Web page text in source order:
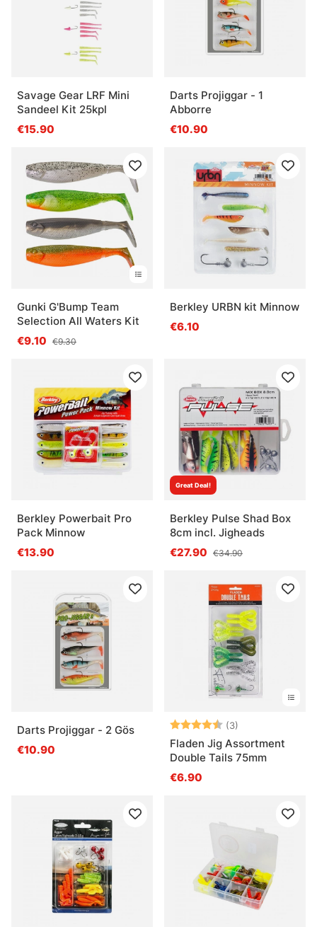
Savage Gear LRF Mini
Sandeel Kit 25kpl
€15.90
Darts Projiggar - 1
Abborre
€10.90
Gunki G'Bump Team
Selection All Waters Kit
€9.10 €9.30
Berkley URBN kit Minnow
€6.10
Berkley Powerbait Pro
Pack Minnow
€13.90
Great Deal!
Berkley Pulse Shad Box
8cm incl. Jigheads
€27.90 €34.90
Darts Projiggar - 2 Gös
€10.90
Arvio: (3)
Fladen Jig Assortment
Double Tails 75mm
€6.90